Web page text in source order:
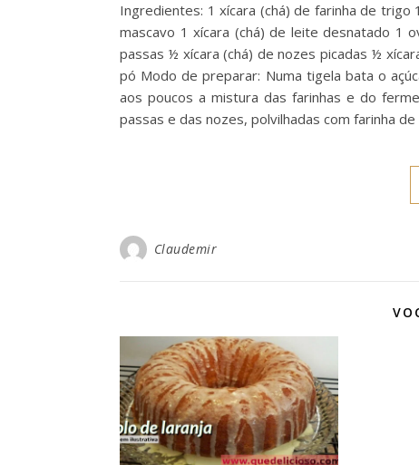
Ingredientes: 1 xícara (chá) de farinha de trigo
mascavo 1 xícara (chá) de leite desnatado 1
passas ½ xícara (chá) de nozes picadas ½
pó Modo de preparar: Numa tigela bata o
aos poucos a mistura das farinhas e do
passas e das nozes, polvilhadas com farinha
Claudemir